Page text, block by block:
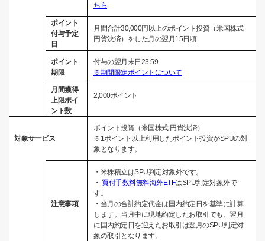
ちら
ポイント
付与予定
日
月間合計30,000円以上のポイント投資（米国株式
円貨決済）をした月の翌月15日頃
ポイント
期限
付与の翌月末日23:59
※期間限定ポイントについて
月間獲得
上限ポイ
ント数
2,000ポイント
対象サービス
ポイント投資（米国株式 円貨決済）
※1ポイント以上利用したポイント投資がSPUの対
象となります。
注意事項
・米株積立はSPU判定対象外です。
・ 買付手数料無料海外ETFはSPU判定対象外で
す。
・当月の合計約定代金は国内約定日を基準に計算
します。当月中に現地約定したお取引でも、翌月
に国内約定日を迎えたお取引は翌月のSPU判定対
象の取引となります。